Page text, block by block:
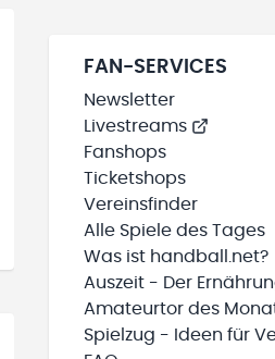
FAN-SERVICES
Newsletter
Livestreams
Fanshops
Ticketshops
Vereinsfinder
Alle Spiele des Tages
Was ist handball.net?
Auszeit - Der
Amateurtor des
Spielzug - Ideen für